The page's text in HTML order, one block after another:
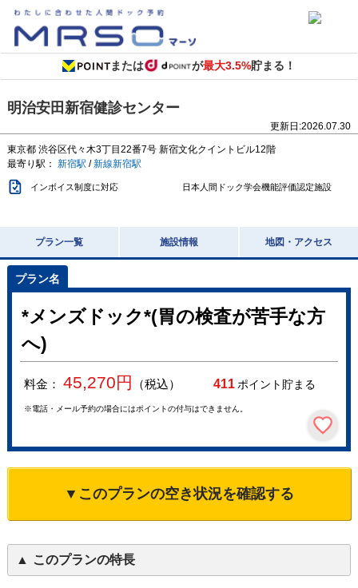
または が最大3.5%貯まる！
明治安田新宿健診センター
更新日:2026.07.30
東京都 渋谷区代々木3丁目22番7号 新宿文化クイントビル12階
最寄り駅： 新宿駅 /新線新宿駅
インボイス制度に対応 日本人間ドック学会機能評価認定施設
プラン一覧 施設情報 地図・アクセス
*メンズドック*(胃の検査が苦手な方
へ)
料金： 45,270円 （税込） 411ポイント貯まる
※電話・メール予約の場合にはポイントの付与はできません。
▼このプランの空き状況を確認する
このプランの特長